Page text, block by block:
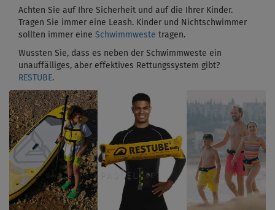
Achten Sie auf Ihre Sicherheit und auf die Ihrer Kinder.
Tragen Sie immer eine Leash. Kinder und Nichtschwimmer
sollten immer eine Schwimmweste tragen.
Wussten Sie, dass es neben der Schwimmweste ein
unauffälliges, aber effektives Rettungssystem gibt?
RESTUBE.